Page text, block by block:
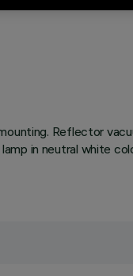
Reflector
in neutral white